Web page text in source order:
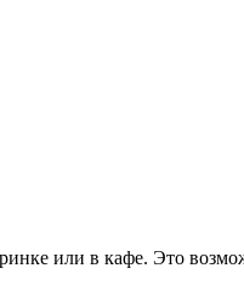
или в кафе. Это